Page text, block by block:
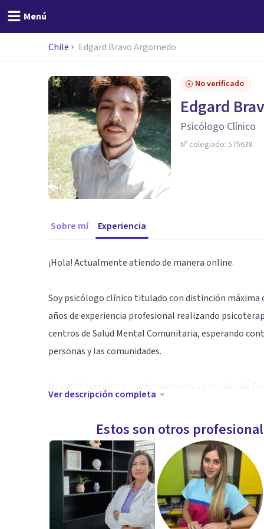
Menú
Chile Edgard Bravo Argomedo
No verificado
Edgard
Psicólogo Clínico
Nº colegiado: 575638
Sobre mí Experiencia
¡Hola! Actualmente atiendo de manera online.
Soy psicólogo clínico titulado con distinción máxima
años de experiencia profesional realizando
centros de Salud Mental Comunitaria, esperando
personas y las comunidades.
emocionalmente situado en el mundo, sin imponer
Les invito a seguir mi página de instagram, dónde
psicoterapia: ps.edgardbravo
Especialidad
Me caracterizo por ser un profesional respetuoso
Ver descripción completa
Estos son otros